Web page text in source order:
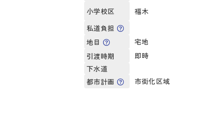
小学校区
福木
私道負担
地目
宅地
引渡時期
即時
下水道
都市計画
市街化区域